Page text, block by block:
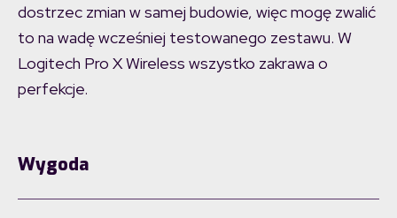
dostrzec zmian w samej budowie, więc mogę zwalić
to na wadę wcześniej testowanego zestawu. W
Logitech Pro X Wireless wszystko zakrawa o
perfekcje.
Wygoda